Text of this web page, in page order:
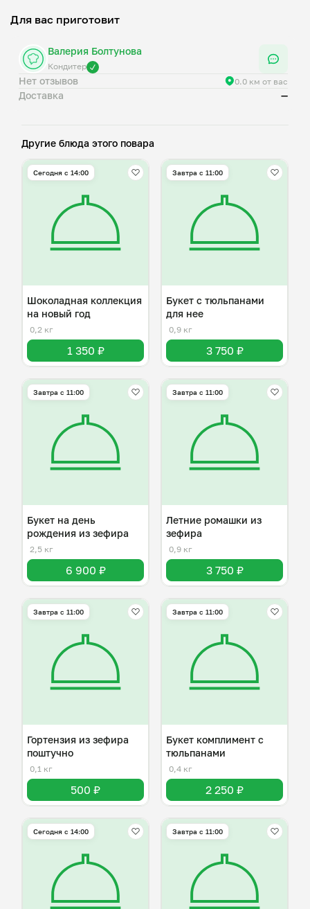
Для вас приготовит
Валерия Болтунова
Кондитер
Нет отзывов 0.0 км от вас
Доставка —
Другие блюда этого повара
Сегодня с 14:00
Шоколадная коллекция
на новый год
0,2 кг
1 350 ₽
Завтра c 11:00
Букет с тюльпанами
для нее
0,9 кг
3 750 ₽
Завтра c 11:00
Букет на день
рождения из зефира
2,5 кг
6 900 ₽
Завтра c 11:00
Летние ромашки из
зефира
0,9 кг
3 750 ₽
Завтра c 11:00
Гортензия из зефира
поштучно
0,1 кг
500 ₽
Завтра c 11:00
Букет комплимент с
тюльпанами
0,4 кг
2 250 ₽
Сегодня с 14:00 Завтра c 11:00